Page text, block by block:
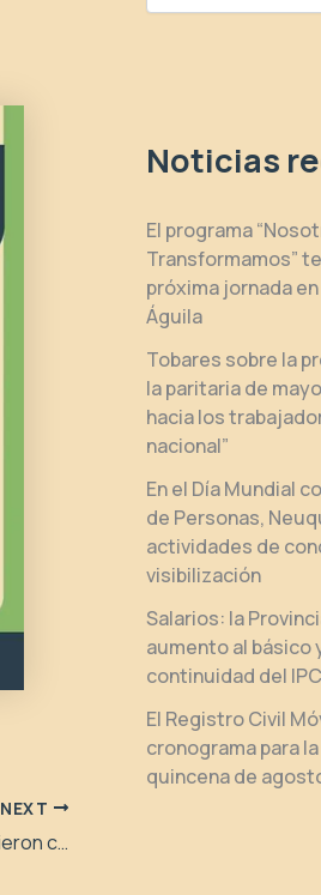
NEXT
Funcionarios provinciales se reunieron con comunidades de fe
Noticias
El programa
Transformamos”
próxima jornada
Águila
Tobares sobre la
la paritaria de
hacia los
nacional”
En el Día Mundial
de Personas,
actividades de
visibilización
Salarios: la
aumento al básico
continuidad del
El Registro Civil
cronograma para
quincena de